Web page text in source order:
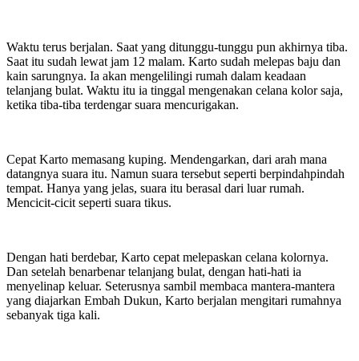
Waktu terus berjalan. Saat yang ditunggu-tunggu pun akhirnya tiba.
Saat itu sudah lewat jam 12 malam. Karto sudah melepas baju dan
kain sarungnya. Ia akan mengelilingi rumah dalam keadaan
telanjang bulat. Waktu itu ia tinggal mengenakan celana kolor saja,
ketika tiba-tiba terdengar suara mencurigakan.
Cepat Karto memasang kuping. Mendengarkan, dari arah mana
datangnya suara itu. Namun suara tersebut seperti berpindahpindah
tempat. Hanya yang jelas, suara itu berasal dari luar rumah.
Mencicit-cicit seperti suara tikus.
Dengan hati berdebar, Karto cepat melepaskan celana kolornya.
Dan setelah benarbenar telanjang bulat, dengan hati-hati ia
menyelinap keluar. Seterusnya sambil membaca mantera-mantera
yang diajarkan Embah Dukun, Karto berjalan mengitari rumahnya
sebanyak tiga kali.